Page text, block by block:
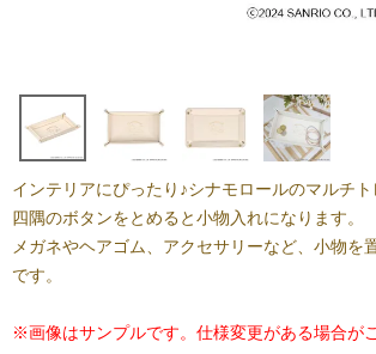
インテリアにぴったり♪シナモロールのマルチト
四隅のボタンをとめると小物入れになります。
メガネやヘアゴム、アクセサリーなど、小物を
です。
※画像はサンプルです。仕様変更がある場合が